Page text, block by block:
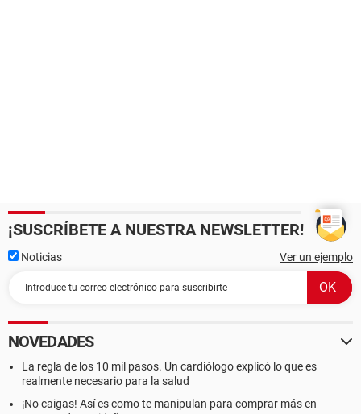
¡SUSCRÍBETE A NUESTRA NEWSLETTER!
Noticias Ver un ejemplo
NOVEDADES
La regla de los 10 mil pasos. Un cardiólogo explicó lo que es
realmente necesario para la salud
¡No caigas! Así es como te manipulan para comprar más en